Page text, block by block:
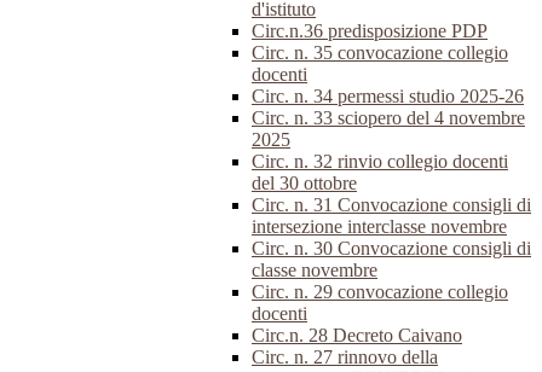
d'istituto
Circ.n.36 predisposizione PDP
Circ. n. 35 convocazione collegio
docenti
Circ. n. 34 permessi studio 2025-26
Circ. n. 33 sciopero del 4 novembre
2025
Circ. n. 32 rinvio collegio docenti
del 30 ottobre
Circ. n. 31 Convocazione consigli di
intersezione interclasse novembre
Circ. n. 30 Convocazione consigli di
classe novembre
Circ. n. 29 convocazione collegio
docenti
Circ.n. 28 Decreto Caivano
Circ. n. 27 rinnovo della